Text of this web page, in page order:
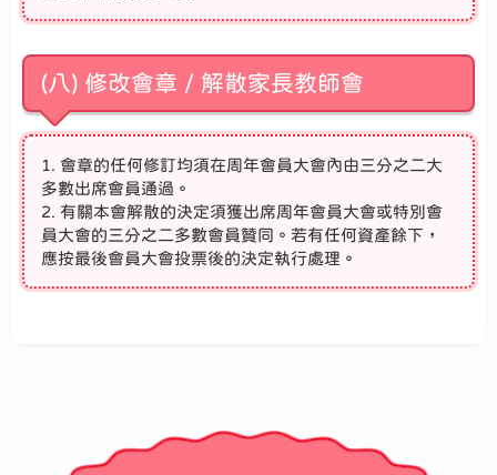
(八) 修改會章 / 解散家長教師會
1. 會章的任何修訂均須在周年會員大會內由三分之二大
多數出席會員通過。
2. 有關本會解散的決定須獲出席周年會員大會或特別會
員大會的三分之二多數會員贊同。若有任何資產餘下，
應按最後會員大會投票後的決定執行處理。